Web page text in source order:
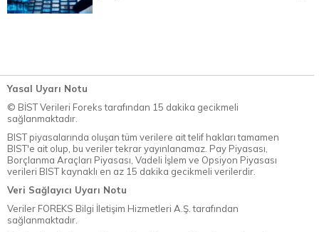
Yasal Uyarı Notu
© BİST Verileri Foreks tarafından 15 dakika gecikmeli
sağlanmaktadır.
BIST piyasalarında oluşan tüm verilere ait telif hakları tamamen
BIST'e ait olup, bu veriler tekrar yayınlanamaz. Pay Piyasası,
Borçlanma Araçları Piyasası, Vadeli İşlem ve Opsiyon Piyasası
verileri BIST kaynaklı en az 15 dakika gecikmeli verilerdir.
Veri Sağlayıcı Uyarı Notu
Veriler FOREKS Bilgi İletişim Hizmetleri A.Ş. tarafından
sağlanmaktadır.